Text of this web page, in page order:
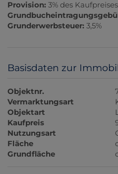
Provision: 3% des
Grunderwerbsteuer: 3,5%
Basisdaten zur
Objektnr.
Vermarktungsart
Objektart
Kaufpreis
Nutzungsart
Fläche
Grundfläche